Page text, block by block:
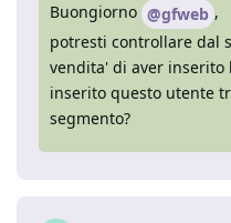
Buongiorno @gfweb ,
potresti controllare dal
vendita' di aver
inserito questo utente
segmento?